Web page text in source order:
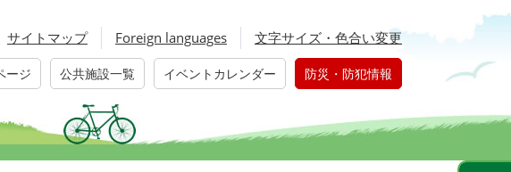
サイトマップ Foreign languages 文字サイズ・色合い変更
ージ 公共施設一覧 イベントカレンダー 防災・防犯情報